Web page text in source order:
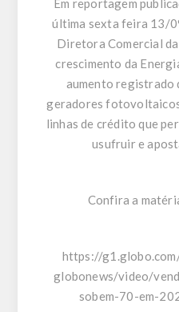
Em reportagem
última sexta feira 13/
Diretora Comercial
crescimento da
aumento registrado
geradores
linhas de crédito que
usufruir e
Confira a
https://
globonews/video/
sobem-70-em-